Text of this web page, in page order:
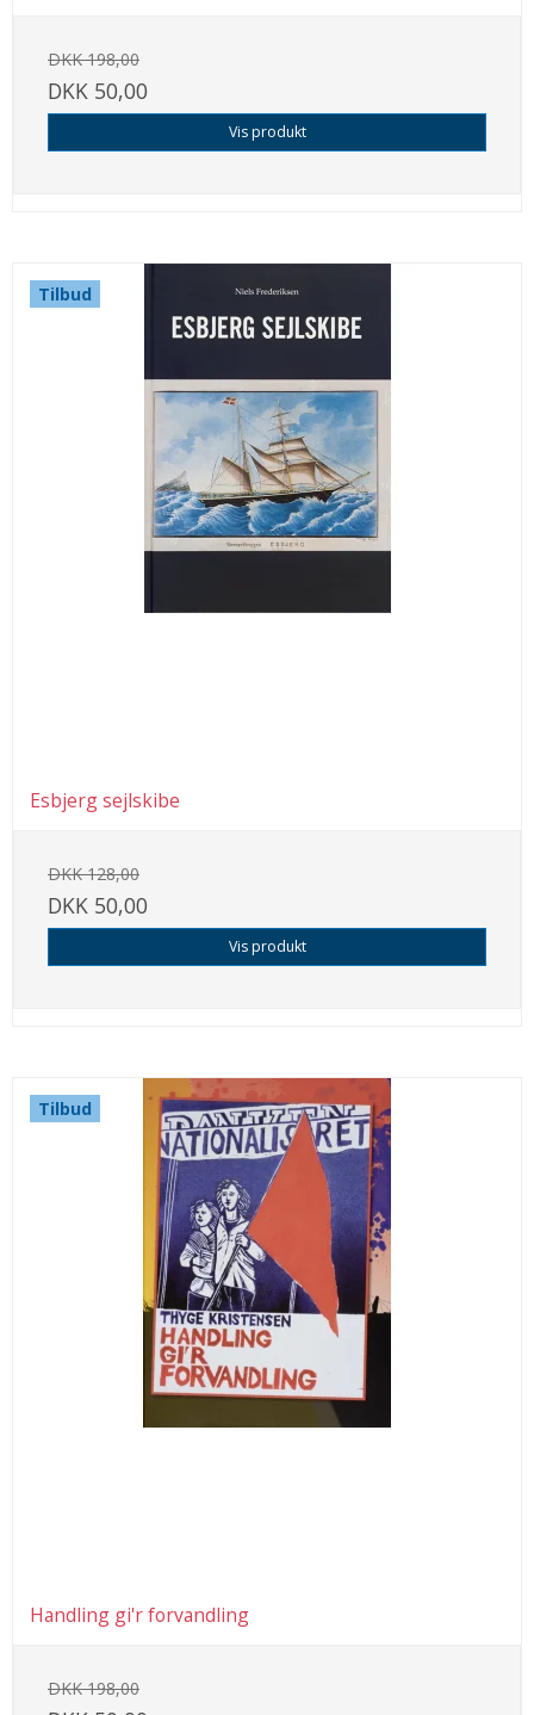
DKK 198,00
DKK 50,00
Vis produkt
Tilbud
Esbjerg sejlskibe
DKK 128,00
DKK 50,00
Vis produkt
Tilbud
Handling gi'r forvandling
DKK 198,00